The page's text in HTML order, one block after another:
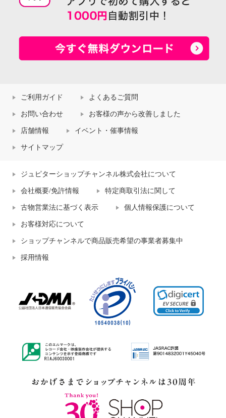
ご利用ガイド よくあるご質問
お問い合わせ お客様の声から改善しました
店舗情報 イベント・催事情報
サイトマップ
ジュピターショップチャンネル株式会社について
会社概要/免許情報 特定商取引法に関して
古物営業法に基づく表示 個人情報保護について
お客様対応について
ショップチャンネルで商品販売希望の事業者募集中
採用情報